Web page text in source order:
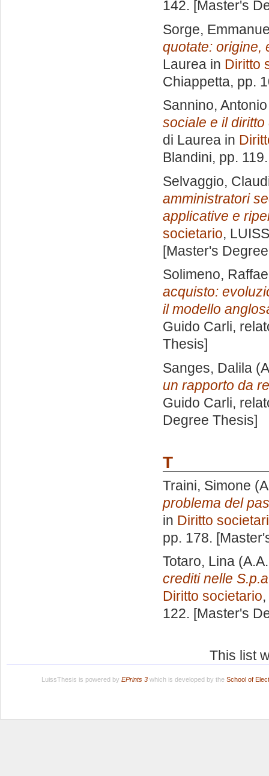
142. [Master's
Sorge,
quotate: origine,
Laurea in Diritto
Chiappetta, pp.
Sannino,
sociale e il
di Laurea in
Blandini, pp.
Selvaggio,
amministratori
applicative e
societario,
[Master's
Solimeno,
acquisto:
il modello
Guido Carli,
Thesis]
Sanges, Dalila
un rapporto da
Guido Carli,
Degree Thesis]
T
Traini, Simone
problema del
in Diritto
pp. 178.
Totaro, Lina
crediti nelle
Diritto societario
122. [Master's
This list
LuissThesis is powered by EPrints 3which is developed by the School of